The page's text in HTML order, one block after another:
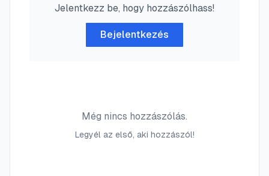
Jelentkezz be, hogy hozzászólhass!
Bejelentkezés
Még nincs hozzászólás.
Legyél az első, aki hozzászól!